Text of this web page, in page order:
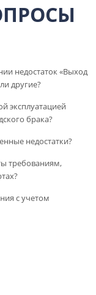
недостаток «Выход
другие?
эксплуатацией
брака?
недостатки?
требованиям,
с учетом